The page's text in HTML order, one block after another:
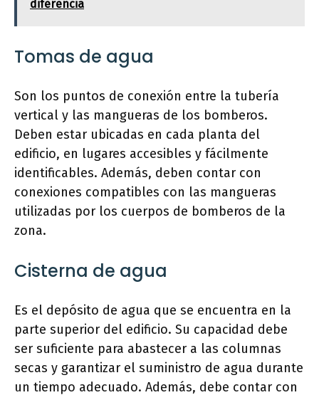
diferencia
Tomas de agua
Son los puntos de conexión entre la tubería
vertical y las mangueras de los bomberos.
Deben estar ubicadas en cada planta del
edificio, en lugares accesibles y fácilmente
identificables. Además, deben contar con
conexiones compatibles con las mangueras
utilizadas por los cuerpos de bomberos de la
zona.
Cisterna de agua
Es el depósito de agua que se encuentra en la
parte superior del edificio. Su capacidad debe
ser suficiente para abastecer a las columnas
secas y garantizar el suministro de agua durante
un tiempo adecuado. Además, debe contar con